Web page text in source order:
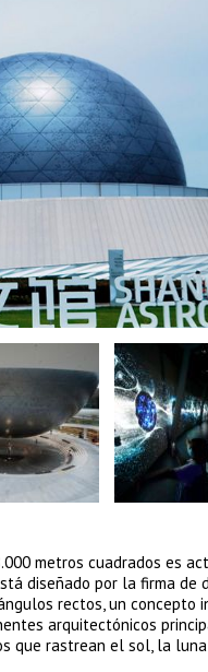
metros cuadrados es
diseñado por la firma de
rectos, un concepto
arquitectónicos
que rastrean el sol, la